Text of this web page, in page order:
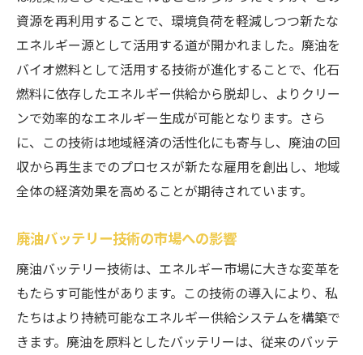
資源を再利用することで、環境負荷を軽減しつつ新たな
エネルギー源として活用する道が開かれました。廃油を
バイオ燃料として活用する技術が進化することで、化石
燃料に依存したエネルギー供給から脱却し、よりクリー
ンで効率的なエネルギー生成が可能となります。さら
に、この技術は地域経済の活性化にも寄与し、廃油の回
収から再生までのプロセスが新たな雇用を創出し、地域
全体の経済効果を高めることが期待されています。
廃油バッテリー技術の市場への影響
廃油バッテリー技術は、エネルギー市場に大きな変革を
もたらす可能性があります。この技術の導入により、私
たちはより持続可能なエネルギー供給システムを構築で
きます。廃油を原料としたバッテリーは、従来のバッテ